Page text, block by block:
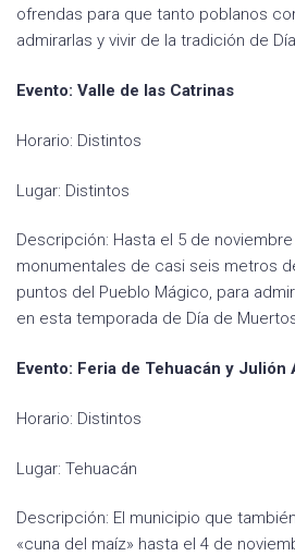
ofrendas para que tanto poblanos
admirarlas y vivir de la tradición de
Evento: Valle de las Catrinas
Horario: Distintos
Lugar: Distintos
Descripción: Hasta el 5 de
monumentales de casi seis metros
puntos del Pueblo Mágico, para
en esta temporada de Día de
Evento: Feria de Tehuacán y Julión
Horario: Distintos
Lugar: Tehuacán
Descripción: El municipio que
«cuna del maíz» hasta el 4 de